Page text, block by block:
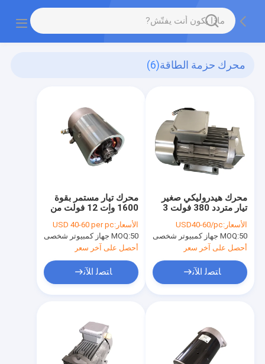
محرك حزمة الطاقة(6)
محرك تيار مستمر بقوة
1600 وات 12 فولت من
الزنك الأبيض لوحدات
حزمة الطاقة الهيدروليكية
الأسعار:USD 40-60 per pc
MOQ:50 جهاز كمبيوتر شخصى
أحصل على آخر سعر
ﺎﺘﺼﻟ ﺍﻶﻧ
محرك هيدروليكي صغير
تيار متردد 380 فولت 3
مراحل عالية السرعة
1400 دورة في الدقيقة /
1500 واط
الأسعار:USD40-60/pc
MOQ:50 جهاز كمبيوتر شخصى
أحصل على آخر سعر
ﺎﺘﺼﻟ ﺍﻶﻧ